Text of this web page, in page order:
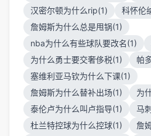
汉密尔顿为什么rip(1)
科怀伦
詹姆斯为什么总是甩锅(1)
nba为什么有些球队要改名(1)
为什么勇士要交奢侈税(1)
帕
塞维利亚马钦为什么下课(1)
詹姆斯为什么替补出场(1)
为
泰伦卢为什么叫卢指导(1)
马
杜兰特控球为什么控球(1)
詹